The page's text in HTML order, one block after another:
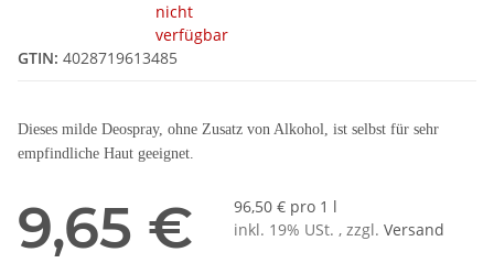
nicht
verfügbar
GTIN: 4028719613485
Dieses milde Deospray, ohne Zusatz von Alkohol, ist selbst für sehr
empfindliche Haut geeignet.
9,65 €
96,50 € pro 1 l
inkl. 19% USt. , zzgl. Versand